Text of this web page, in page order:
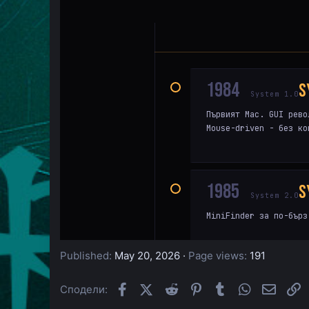
Published May 20, 2026 Page views 191
Сподели: FacebookX (Twitter)
Reddit PinterestTumblrWhatsApp
Email